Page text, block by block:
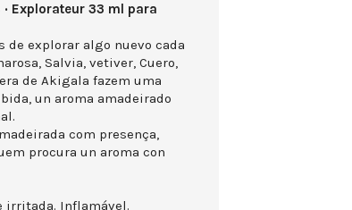
· Explorateur 33 ml para
de explorar algo nuevo cada
Salvia, vetiver, Cuero,
de Akigala fazem uma
un aroma amadeirado
com presença,
procura un aroma con
irritada. Inflamável.